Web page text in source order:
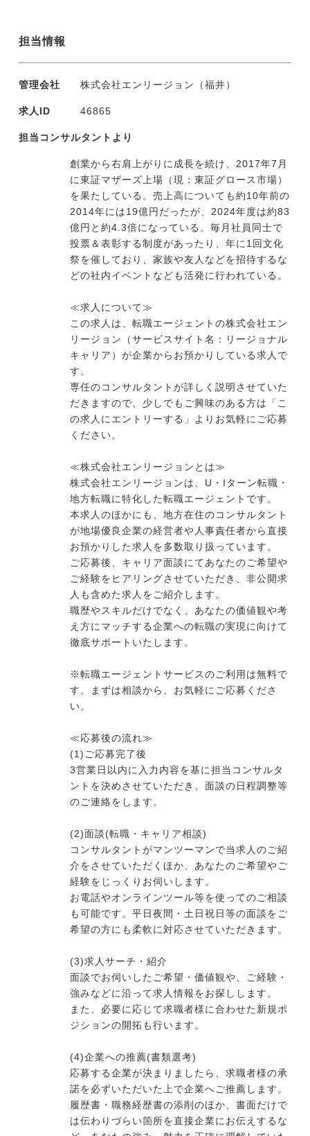
担当情報
管理会社 株式会社エンリージョン（福井）
求人ID 46865
担当コンサルタントより
創業から右肩上がりに成長を続け、2017年7月
に東証マザーズ上場（現：東証グロース市場）
を果たしている。売上高についても約10年前の
2014年には19億円だったが、2024年度は約83
億円と約4.3倍になっている。毎月社員同士で
投票＆表彰する制度があったり、年に1回文化
祭を催しており、家族や友人などを招待するな
どの社内イベントなども活発に行われている。
≪求人について≫
この求人は、転職エージェントの株式会社エン
リージョン（サービスサイト名：リージョナル
キャリア）が企業からお預かりしている求人で
す。
専任のコンサルタントが詳しく説明させていた
だきますので、少しでもご興味のある方は「こ
の求人にエントリーする」よりお気軽にご応募
ください。
≪株式会社エンリージョンとは≫
株式会社エンリージョンは、U・Iターン転職・
地方転職に特化した転職エージェントです。
本求人のほかにも、地方在住のコンサルタント
が地場優良企業の経営者や人事責任者から直接
お預かりした求人を多数取り扱っています。
ご応募後、キャリア面談にてあなたのご希望や
ご経験をヒアリングさせていただき、非公開求
人も含めた求人をご紹介します。
職歴やスキルだけでなく、あなたの価値観や考
え方にマッチする企業への転職の実現に向けて
徹底サポートいたします。
※転職エージェントサービスのご利用は無料で
す。まずは相談から、お気軽にご応募くださ
い。
≪応募後の流れ≫
(1)ご応募完了後
3営業日以内に入力内容を基に担当コンサルタ
ントを決めさせていただき、面談の日程調整等
のご連絡をします。
(2)面談(転職・キャリア相談)
コンサルタントがマンツーマンで当求人のご紹
介をさせていただくほか、あなたのご希望やご
経験をじっくりお伺いします。
お電話やオンラインツール等を使ってのご相談
も可能です。平日夜間・土日祝日等の面談をご
希望の方にも柔軟に対応させていただきます。
(3)求人サーチ・紹介
面談でお伺いしたご希望・価値観や、ご経験・
強みなどに沿って求人情報をお探しします。
また、必要に応じて求職者様に合わせた新規ポ
ジションの開拓も行います。
(4)企業への推薦(書類選考)
応募する企業が決まりましたら、求職者様の承
諾を必ずいただいた上で企業へご推薦します。
履歴書・職務経歴書の添削のほか、書面だけで
は伝わりづらい箇所を直接企業にお伝えするな